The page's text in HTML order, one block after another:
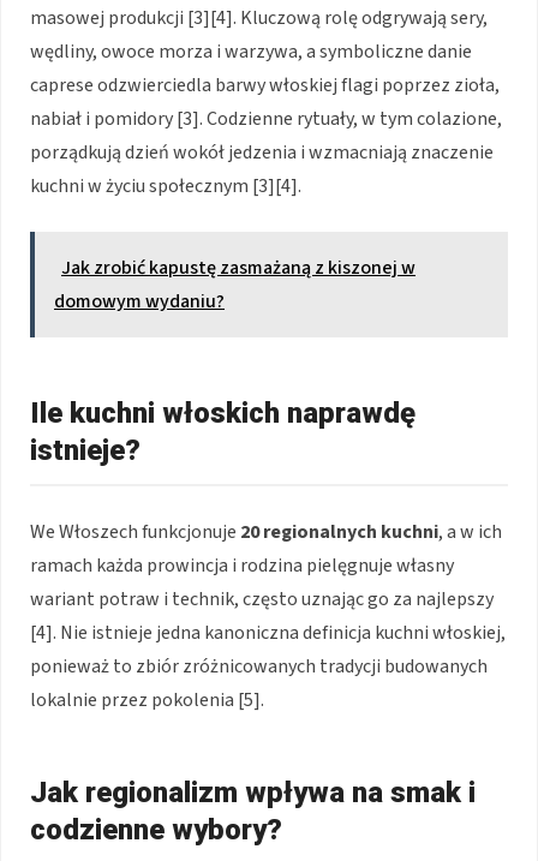
masowej produkcji [3][4]. Kluczową rolę odgrywają sery,
wędliny, owoce morza i warzywa, a symboliczne danie
caprese odzwierciedla barwy włoskiej flagi poprzez zioła,
nabiał i pomidory [3]. Codzienne rytuały, w tym colazione,
porządkują dzień wokół jedzenia i wzmacniają znaczenie
kuchni w życiu społecznym [3][4].
Jak zrobić kapustę zasmażaną z kiszonej w
domowym wydaniu?
Ile kuchni włoskich naprawdę
istnieje?
We Włoszech funkcjonuje 20 regionalnych kuchni, a w ich
ramach każda prowincja i rodzina pielęgnuje własny
wariant potraw i technik, często uznając go za najlepszy
[4]. Nie istnieje jedna kanoniczna definicja kuchni włoskiej,
ponieważ to zbiór zróżnicowanych tradycji budowanych
lokalnie przez pokolenia [5].
Jak regionalizm wpływa na smak i
codzienne wybory?